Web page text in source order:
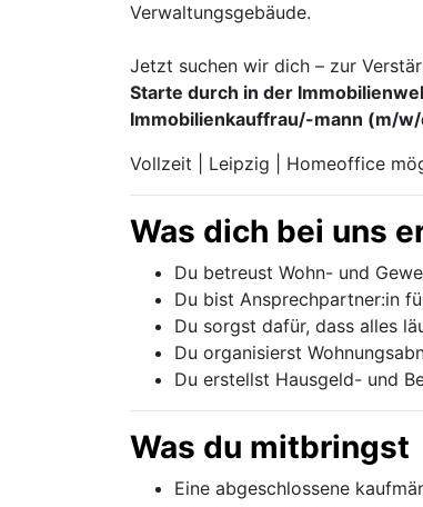
Verwaltungsgebäude.
Jetzt suchen wir dich – zur
Starte durch in der
Immobilienkauffrau/-mann (m/
Vollzeit | Leipzig | Homeoffice
Was dich bei uns
Du betreust Wohn- und
Du bist Ansprechpartner:in
Du sorgst dafür, dass alles
Du organisierst
Du erstellst Hausgeld- und
Was du mitbringst
Eine abgeschlossene